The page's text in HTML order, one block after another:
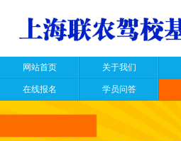
网站首页 关于我们
在线报名 学员问答